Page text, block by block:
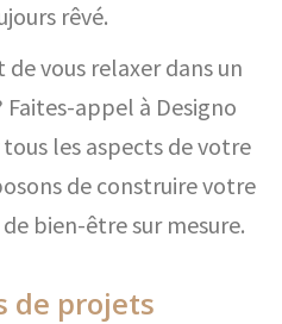
rêvé.
de vous relaxer dans un
Faites-appel à Designo
les aspects de votre
de construire votre
bien-être sur mesure.
de projets